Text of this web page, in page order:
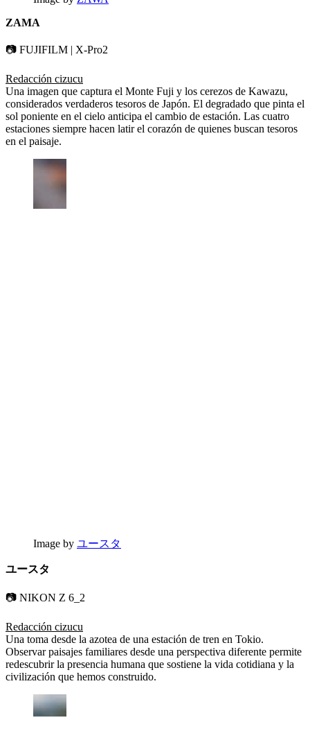
ZAMA
📷 FUJIFILM | X-Pro2
Redacción cizucu
Una imagen que captura el Monte Fuji y los cerezos de Kawazu,
considerados verdaderos tesoros de Japón. El degradado que pinta el
sol poniente en el cielo anticipa el cambio de estación. Las cuatro
estaciones siempre hacen latir el corazón de quienes buscan tesoros
en el paisaje.
Image by ユースタ
ユースタ
📷 NIKON Z 6_2
Redacción cizucu
Una toma desde la azotea de una estación de tren en Tokio.
Observar paisajes familiares desde una perspectiva diferente permite
redescubrir la presencia humana que sostiene la vida cotidiana y la
civilización que hemos construido.